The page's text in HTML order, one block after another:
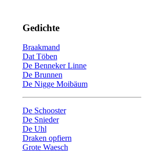
Gedichte
Braakmand
Dat Töben
De Benneker Linne
De Brunnen
De Nigge Moibäum
De Schooster
De Snieder
De Uhl
Draken opfiern
Grote Waesch